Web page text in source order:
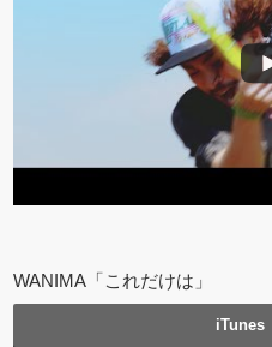
WANIMA「これだけは」
iTunes